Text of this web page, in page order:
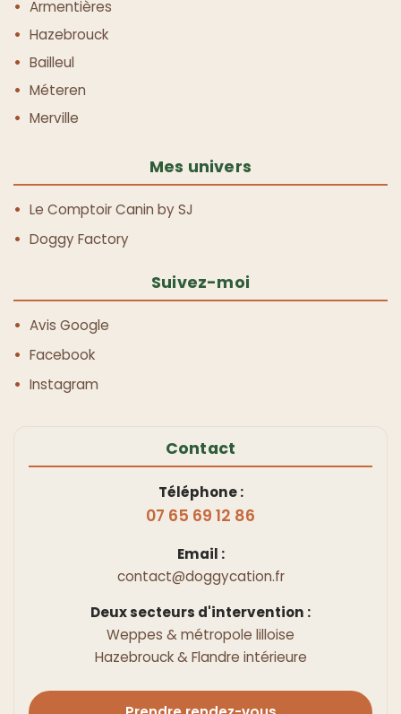
Armentières
Hazebrouck
Bailleul
Méteren
Merville
Mes univers
Le Comptoir Canin by SJ
Doggy Factory
Suivez-moi
Avis Google
Facebook
Instagram
Contact
Téléphone :
07 65 69 12 86
Email :
contact@doggycation.fr
Deux secteurs d'intervention :
Weppes & métropole lilloise
Hazebrouck & Flandre intérieure